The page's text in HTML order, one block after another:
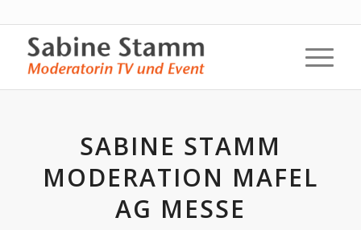
SABINE STAMM
MODERATION MAFEL
AG MESSE